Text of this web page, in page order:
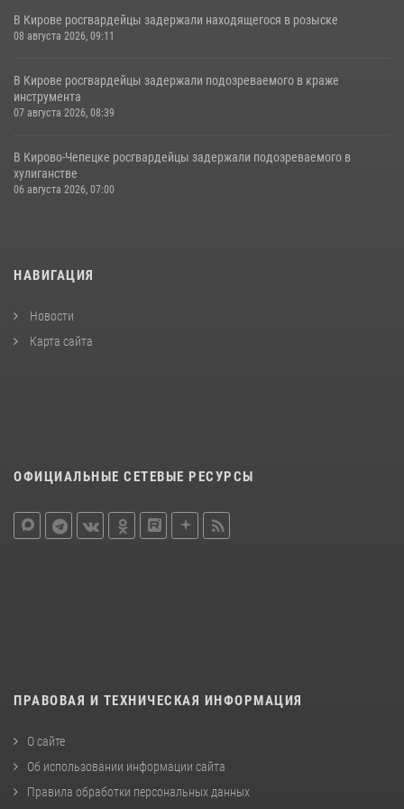
В Кирове росгвардейцы задержали находящегося в розыске
08 августа 2026, 09:11
В Кирове росгвардейцы задержали подозреваемого в краже
инструмента
07 августа 2026, 08:39
В Кирово-Чепецке росгвардейцы задержали подозреваемого в
хулиганстве
06 августа 2026, 07:00
НАВИГАЦИЯ
Новости
Карта сайта
ОФИЦИАЛЬНЫЕ СЕТЕВЫЕ РЕСУРСЫ
ПРАВОВАЯ И ТЕХНИЧЕСКАЯ ИНФОРМАЦИЯ
О сайте
Об использовании информации сайта
Правила обработки персональных данных